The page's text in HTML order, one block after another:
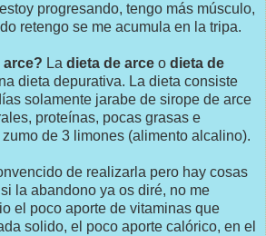
progresando, tengo más músculo,
retengo se me acumula en la tripa.
arce? La dieta de arce o dieta de
dieta depurativa. La dieta consiste
solamente jarabe de sirope de arce
proteínas, pocas grasas e
de 3 limones (alimento alcalino).
de realizarla pero hay cosas
la abandono ya os diré, no me
el poco aporte de vitaminas que
solido, el poco aporte calórico, en el